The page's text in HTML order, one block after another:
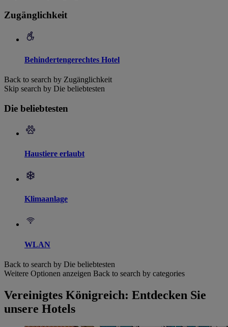
Zugänglichkeit
Behindertengerechtes Hotel
Back to search by Zugänglichkeit
Skip search by Die beliebtesten
Die beliebtesten
Haustiere erlaubt
Klimaanlage
WLAN
Back to search by Die beliebtesten
Weitere Optionen anzeigen Back to search by categories
Vereinigtes Königreich: Entdecken Sie
unsere Hotels